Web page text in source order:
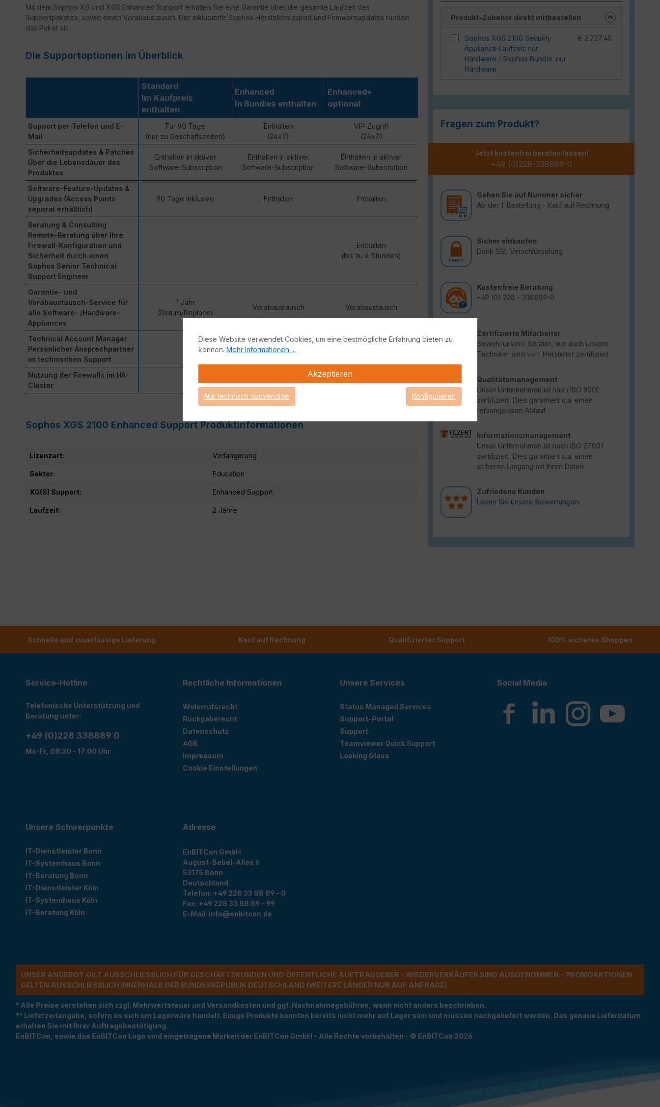
Produkt-Zubehör direkt mitbestellen
Sophos XGS 2100 Security
Appliance Laufzeit: nur
Hardware / Sophos Bundle: nur
Hardware
€ 2.727,45
Fragen zum Produkt?
Jetzt kostenfrei beraten lassen!
+49 (0)228-338889-0
Gehen Sie auf Nummer sicher
Ab der 1. Bestellung - Kauf auf Rechnung
Sicher einkaufen
Dank SSL Verschlüsselung
Kostenfreie Beratung
+49 (0) 228 - 338889-0
Zertifizierte Mitarbeiter
Sowohl unsere Berater, wie auch unsere
Techniker sind vom Hersteller zertifiziert.
Qualitätsmanagement
Unser Unternehmen ist nach ISO 9001
zertifiziert. Dies garantiert u.a. einen
reibungslosen Ablauf.
Informationsmanagement
Unser Unternehmen ist nach ISO 27001
zertifiziert. Dies garantiert u.a. einen
sicheren Umgang mit Ihren Daten.
Zufriedene Kunden
Lesen Sie unsere Bewertungen.
Mit dem Sophos XG und XGS Enhanced Support erhalten Sie eine Garantie über die gesamte Laufzeit des
Supportpaketes, sowie einen Vorabaustausch. Der inkludierte Sophos Herstellersupport und Firmwareupdates runden
das Paket ab.
Die Supportoptionen im Überblick
Standard
Im Kaufpreis
enthalten
Enhanced
In Bundles enthalten
Enhanced+
optional
Support per Telefon und E-
Mail
Für 90 Tage
(nur zu Geschäftszeiten)
Enthalten
(24x7)
VIP-Zugriff
(24x7)
Sicherheitsupdates & Patches
Über die Lebensdauer des
Produktes
Enthalten in aktiver
Software-Subscription
Enthalten in aktiver
Software-Subscription
Enthalten in aktiver
Software-Subscription
Software-Feature-Updates &
Upgrades (Access Points
separat erhältlich)
90 Tage inklusive Enthalten Enthalten
Beratung & Consulting
Remote-Beratung über Ihre
Firewall-Konfiguration und
Sicherheit durch einen
Sophos Senior Technical
Support Engineer
Enthalten
(bis zu 4 Stunden)
Garantie- und
Vorabaustausch-Service für
alle Software- /Hardware-
Appliances
1 Jahr
(Return/Replace)
Vorabaustausch Vorabaustausch
Technical Account Manager
Persönlicher Ansprechpartner
im technischen Support
Optional (Aufpreis)
Nutzung der Firewalls im HA-
Cluster
Sophos XGS 2100 Enhanced Support Produktinformationen
Lizenzart: Verlängerung
Sektor: Education
XG(S) Support: Enhanced Support
Laufzeit: 2 Jahre
Schnelle und zuverlässige Lieferung Kauf auf Rechnung Qualifizierter Support 100% sicheres Shoppen
Service-Hotline
Telefonische Unterstützung und
Beratung unter:
+49 (0)228 338889 0
Mo-Fr, 08:30 - 17:00 Uhr
Rechtliche Informationen
Widerrufsrecht
Rückgaberecht
Datenschutz
AGB
Impressum
Cookie Einstellungen
Unsere Services
Status Managed Services
Support-Portal
Support
Teamviewer Quick Support
Looking Glass
Social Media
Unsere Schwerpunkte
IT-Dienstleister Bonn
IT-Systemhaus Bonn
IT-Beratung Bonn
IT-Dienstleister Köln
IT-Systemhaus Köln
IT-Beratung Köln
Adresse
EnBITCon GmbH
August-Bebel-Allee 6
53175 Bonn
Deutschland
Telefon: +49 228 33 88 89 - 0
Fax: +49 228 33 88 89 - 99
E-Mail: info@enbitcon.de
UNSER ANGEBOT GILT AUSSCHLIESSLICH FÜR GESCHÄFTSKUNDEN UND ÖFFENTLICHE AUFTRAGGEBER - WIEDERVERKÄUFER SIND AUSGENOMMEN - PROMOAKTIONEN G
ELTEN AUSSCHLIESSLICH INNERHALB DER BUNDESREPUBLIK DEUTSCHLAND (WEITERE LÄNDER NUR AUF ANFRAGE)
* Alle Preise verstehen sich zzgl. Mehrwertsteuer und Versandkosten und ggf. Nachnahmegebühren, wenn nicht anders beschrieben.
** Lieferzeitangabe, sofern es sich um Lagerware handelt. Einige Produkte könnten bereits nicht mehr auf Lager sein und müssen nachgeliefert werden. Das genaue Lieferdatum
erhalten Sie mit Ihrer Auftragsbestätigung.
EnBITCon, sowie das EnBITCon Logo sind eingetragene Marken der EnBITCon GmbH - Alle Rechte vorbehalten - © EnBITCon 2026
Diese Website verwendet Cookies, um eine bestmögliche Erfahrung bieten zu
können. Mehr Informationen ...
Akzeptieren
Nur technisch notwendige Konfigurieren